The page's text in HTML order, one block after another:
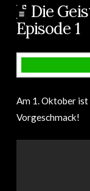
Die
Episode 1
Am 1. Oktober
Vorgeschmack!